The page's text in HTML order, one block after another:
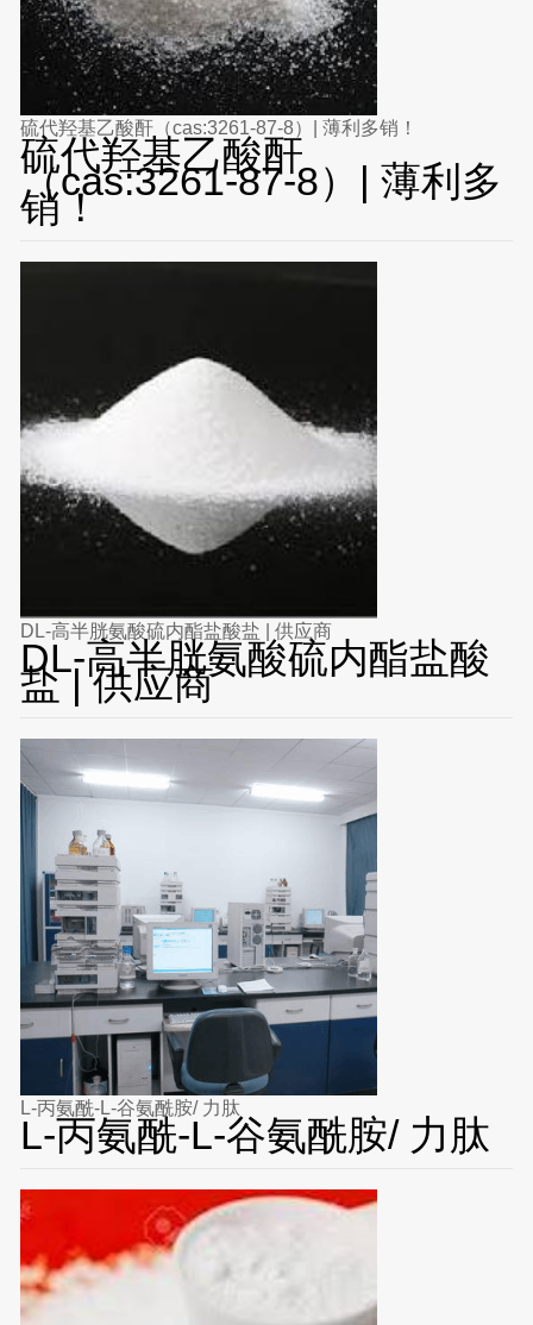
硫代羟基乙酸酐（cas:3261-87-8）| 薄利多销！
硫代羟基乙酸酐
（cas:3261-87-8）| 薄利多
销！
DL-高半胱氨酸硫内酯盐酸盐 | 供应商
DL-高半胱氨酸硫内酯盐酸
盐 | 供应商
L-丙氨酰-L-谷氨酰胺/ 力肽
L-丙氨酰-L-谷氨酰胺/ 力肽